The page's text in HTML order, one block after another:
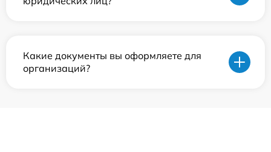
Какие документы вы оформляете для
организаций?